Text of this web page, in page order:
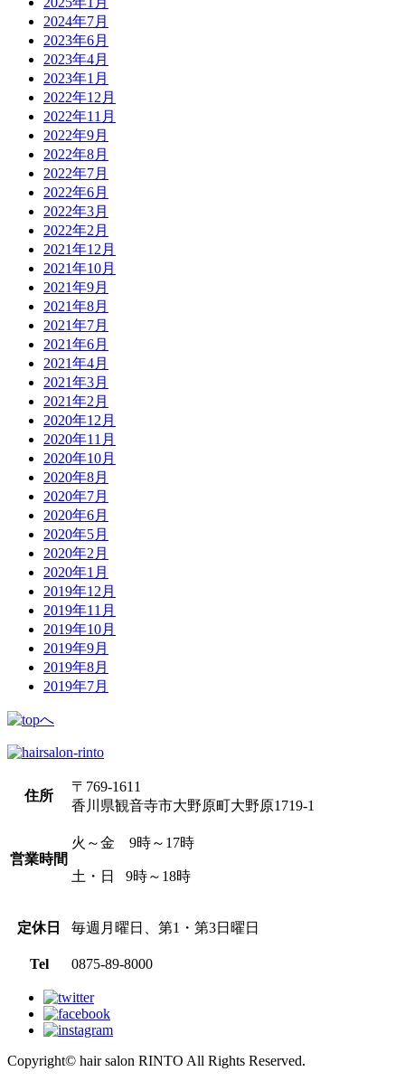
2024年7月
2023年6月
2023年4月
2023年1月
2022年12月
2022年11月
2022年9月
2022年8月
2022年7月
2022年6月
2022年3月
2022年2月
2021年12月
2021年10月
2021年9月
2021年8月
2021年7月
2021年6月
2021年4月
2021年3月
2021年2月
2020年12月
2020年11月
2020年10月
2020年8月
2020年7月
2020年6月
2020年5月
2020年2月
2020年1月
2019年12月
2019年11月
2019年10月
2019年9月
2019年8月
2019年7月
住所
〒769-1611
香川県観音寺市大野原町大野原1719-1
営業時間
火～金 9時～17時
土・日 9時～18時
定休日 毎週月曜日、第1・第3日曜日
Tel 0875-89-8000
Copyright© hair salon RINTO All Rights Reserved.